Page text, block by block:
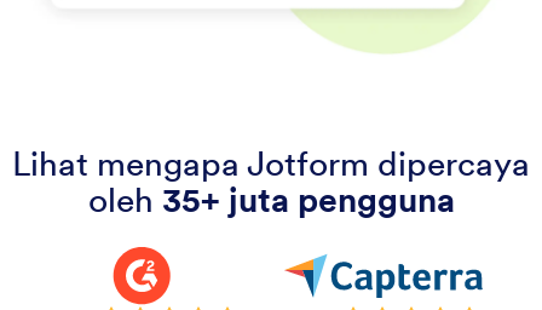
Lihat mengapa Jotform dipercaya
oleh 35+ juta pengguna